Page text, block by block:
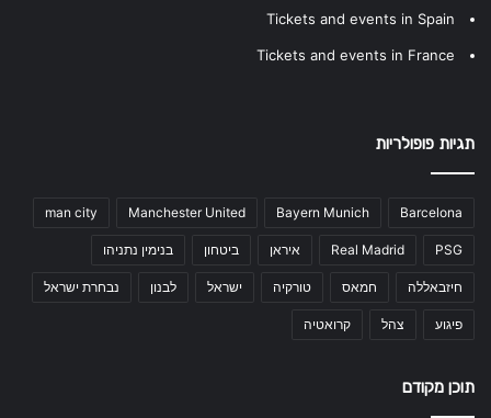
Tickets and events in Spain
Tickets and events in France
תגיות פופולריות
Barcelona
Bayern Munich
Manchester United
man city
PSG
Real Madrid איראן ביטחון בנימין נתניהו
חיזבאללה חמאס טורקיה ישראל לבנון נבחרת ישראל
פיגוע צהל קרואטיה
תוכן מקודם